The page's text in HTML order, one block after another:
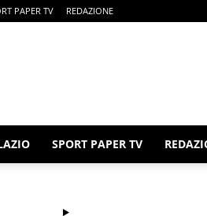
PAPER TV REDAZIONE
SPORT PAPER TV